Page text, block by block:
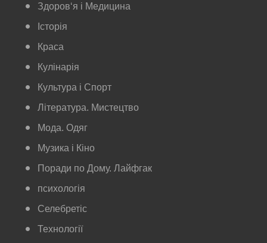
Здоров‘я і Медицина
Історія
Краса
Кулінарія
Культура і Спорт
Література. Мистецтво
Мода. Одяг
Музика і Кіно
Поради по Дому. Лайфгак
психологія
Селебретіс
Технології